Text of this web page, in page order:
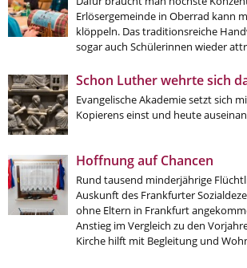
archiviert. Neues Online-Angebot:
Kirche in Frankfurt.
Erlösergemeinde in Oberrad kann
klöppeln. Das traditionsreiche
sogar auch Schülerinnen wieder
Schon Luther wehrte sich
Evangelische Akademie setzt sich
Kopierens einst und heute
Hoffnung auf Chancen
Rund tausend minderjährige
Auskunft des Frankfurter
ohne Eltern in Frankfurt
Anstieg im Vergleich zu den
Kirche hilft mit Begleitung und